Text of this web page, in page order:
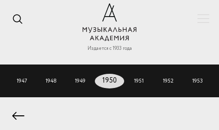
Издается с 1933 года
1947 1948 1949 1950 1951 1952 1953